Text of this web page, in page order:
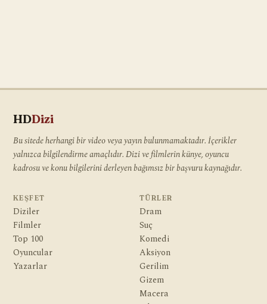
HDDizi
Bu sitede herhangi bir video veya yayın bulunmamaktadır. İçerikler
yalnızca bilgilendirme amaçlıdır. Dizi ve filmlerin künye, oyuncu
kadrosu ve konu bilgilerini derleyen bağımsız bir başvuru kaynağıdır.
KEŞFET
Diziler
Filmler
Top 100
Oyuncular
Yazarlar
TÜRLER
Dram
Suç
Komedi
Aksiyon
Gerilim
Gizem
Macera